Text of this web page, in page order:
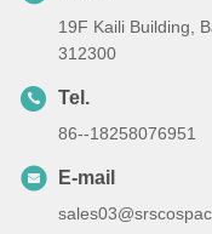
Onze werktijden
Maandag tot
Contactpersonen
Tel: +86-575-82993700
Fax: +86-575-82870173